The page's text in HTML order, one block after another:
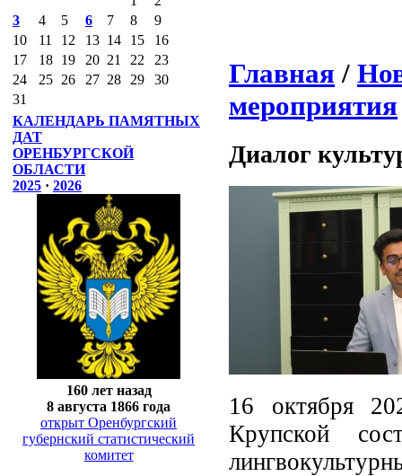
3
4 5 6 7 8
9
10
11 12 13 14 15
16
17
18 19 20 21 22
23
24
25 26 27 28 29
30
31
КАЛЕНДАРЬ ПАМЯТНЫХ
ДАТ
ОРЕНБУРГСКОЙ
ОБЛАСТИ
2025 · 2026
160 лет назад
8 августа 1866 года
открыт Оренбургский
губернский статистический
комитет
Главная /
мероприятия
Диалог
16 октября
Крупской